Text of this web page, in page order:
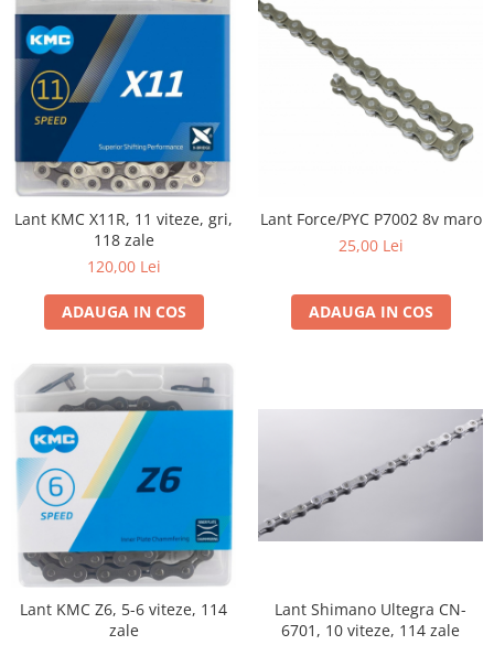
Lant KMC X11R, 11 viteze, gri,
118 zale
120,00 Lei
ADAUGA IN COS
Lant Force/PYC P7002 8v maro
25,00 Lei
ADAUGA IN COS
Lant KMC Z6, 5-6 viteze, 114
zale
Lant Shimano Ultegra CN-
6701, 10 viteze, 114 zale